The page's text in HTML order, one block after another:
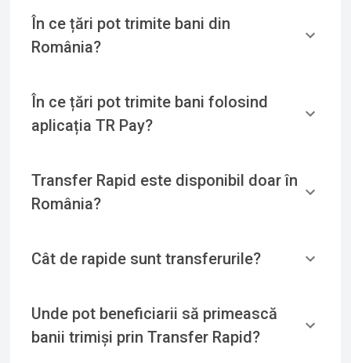
În ce țări pot trimite bani din
România?
În ce țări pot trimite bani folosind
aplicația TR Pay?
Transfer Rapid este disponibil doar în
România?
Cât de rapide sunt transferurile?
Unde pot beneficiarii să primească
banii trimiși prin Transfer Rapid?